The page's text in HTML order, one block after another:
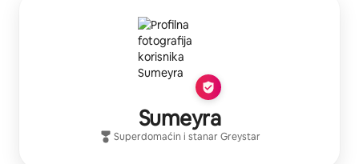
Sumeyra
Superdomaćin i stanarGreystar